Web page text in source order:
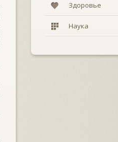
Здоровье
Наука